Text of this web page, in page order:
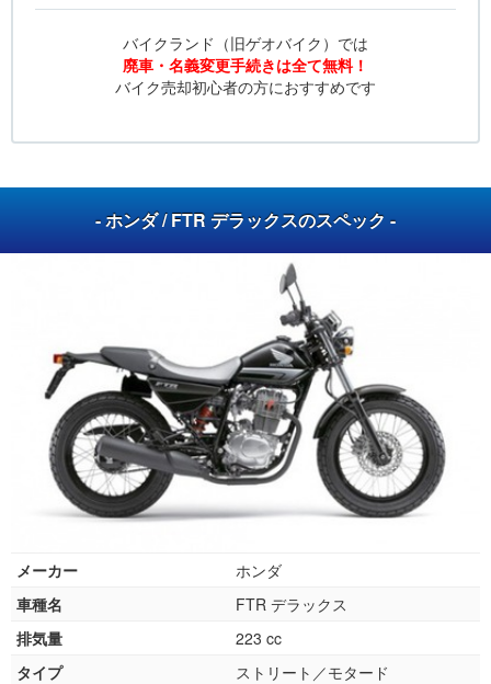
バイクランド（旧ゲオバイク）では
廃車・名義変更手続きは全て無料！
バイク売却初心者の方におすすめです
- ホンダ / FTR デラックスのスペック -
メーカー
ホンダ
車種名
FTR デラックス
排気量
223 cc
タイプ
ストリート／モタード